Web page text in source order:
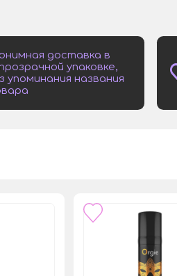
доставка в
упаковке,
упоминания названия